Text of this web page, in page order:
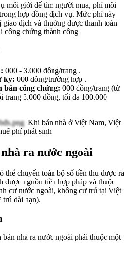
môi giới để tìm người mua, phí môi
hợp đồng dịch vụ. Mức phí này
dịch và thường được thanh toán
công chứng thành công.
000 - 3.000 đồng/trang .
ký: 000 đồng/trường hợp .
bản công chứng: 000 đồng/trang (từ
trang 3.000 đồng, tối đa 100.000
Khi bán nhà ở Việt Nam, Việt
phí phát sinh
ra nước ngoài
thể chuyển toàn bộ số tiền thu được ra
được nguồn tiền hợp pháp và thuộc
cư nước ngoài, không cư trú tại Việt
trú dài hạn).
nhà ra nước ngoài phải thuộc một